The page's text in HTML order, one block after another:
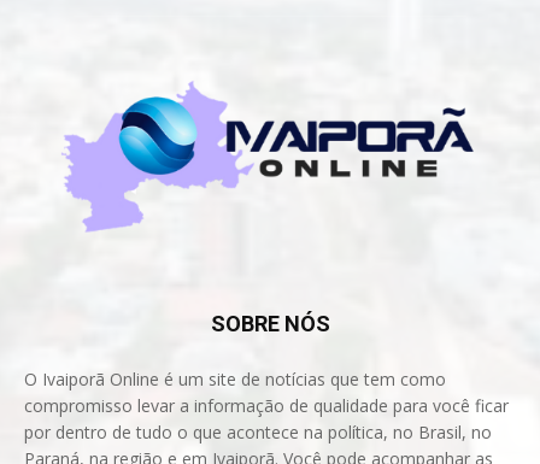
SOBRE NÓS
O Ivaiporã Online é um site de notícias que tem como
compromisso levar a informação de qualidade para você ficar
por dentro de tudo o que acontece na política, no Brasil, no
Paraná, na região e em Ivaiporã. Você pode acompanhar as